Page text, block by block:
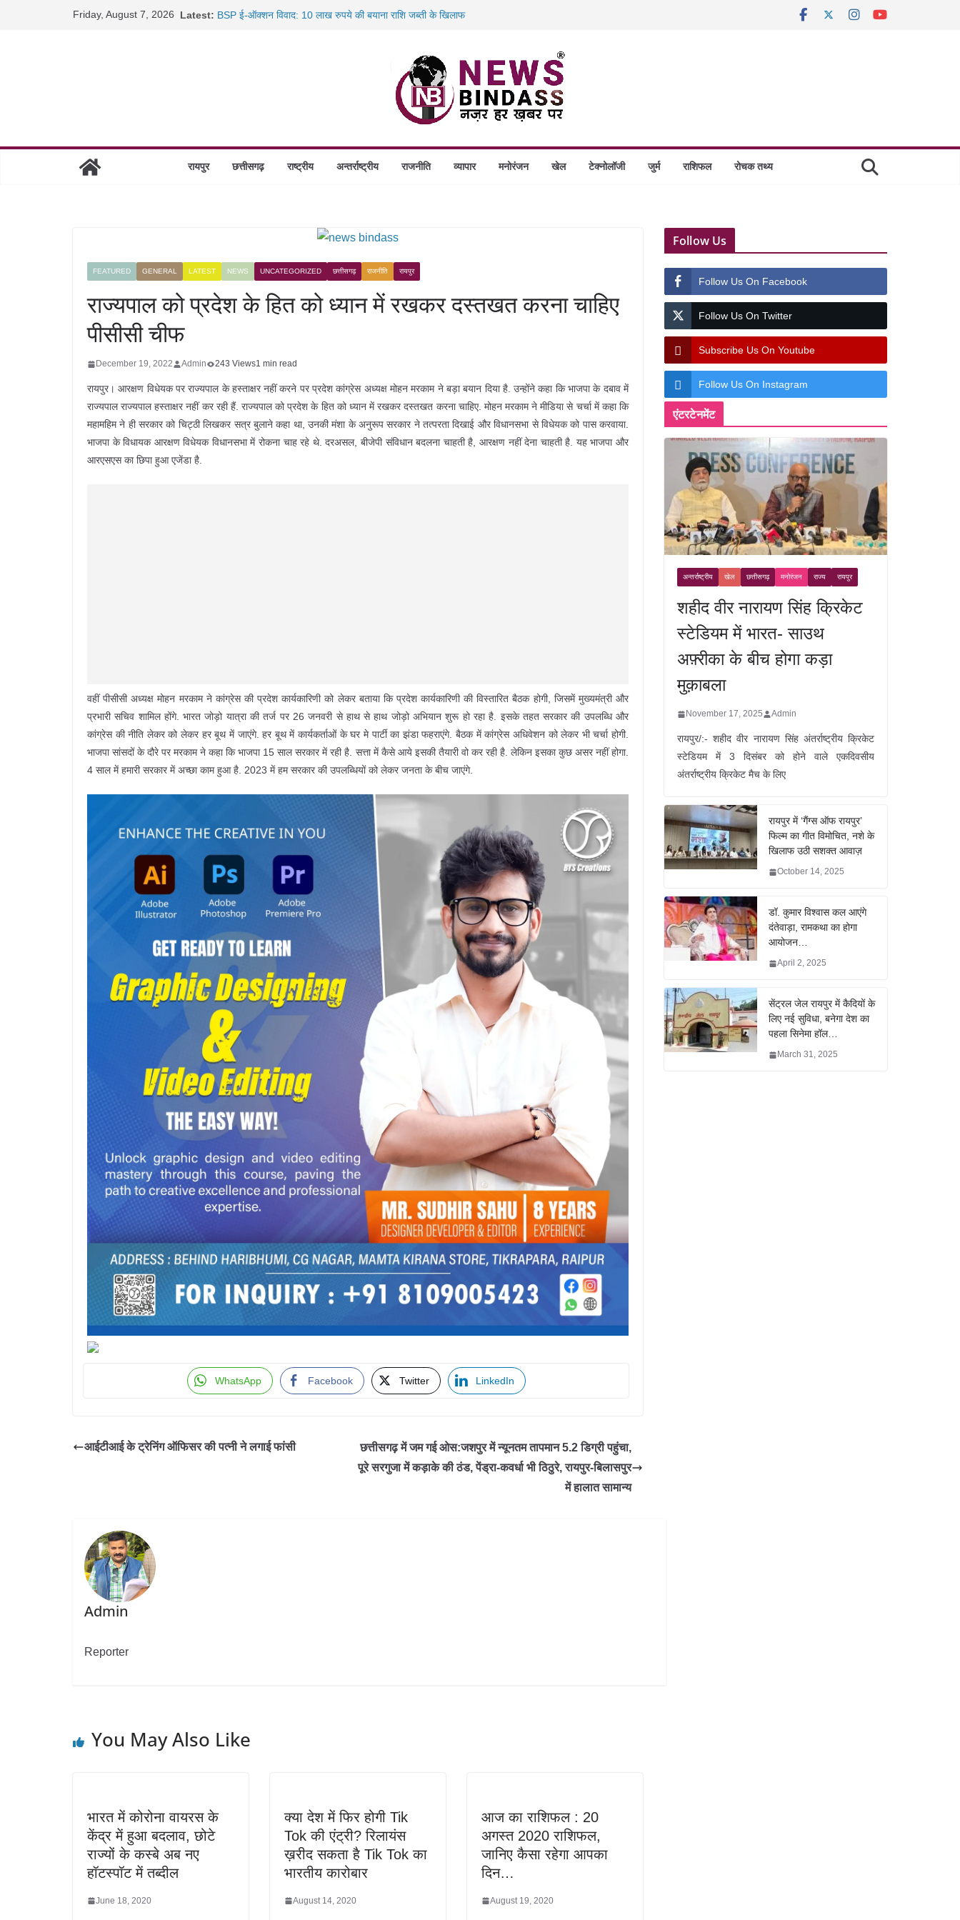
Friday, August 7, 2026 Latest: BSP ई-ऑक्शन विवाद: 10 लाख रुपये की बयाना राशि जब्ती के खिलाफ
छत्तीसगढ़ में 1460 गोधाम होंगे स्थापित, हर विकासखंड के 10 उत्कृष्ट गोठानों
साइबर ठगी पर दुर्ग पुलिस का बड़ा एक्शन: 13 म्यूल बैंक खाताधारक गिरफ्तार
रायपुर छत्तीसगढ़ राष्ट्रीय अन्तर्राष्ट्रीय राजनीति व्यापार मनोरंजन खेल टेक्नोलॉजी जुर्म राशिफल रोचक तथ्य
FEATURED GENERAL LATEST NEWS UNCATEGORIZED छत्तीसगढ़ राजनीति रायपुर
राज्यपाल को प्रदेश के हित को ध्यान में रखकर दस्तखत करना चाहिए
पीसीसी चीफ
December 19, 2022 Admin 243 Views1 min read
रायपुर। आरक्षण विधेयक पर राज्यपाल के हस्ताक्षर नहीं करने पर प्रदेश कांग्रेस अध्यक्ष मोहन मरकाम ने बड़ा बयान दिया है. उन्होंने कहा कि भाजपा के दबाव में
राज्यपाल राज्यपाल हस्ताक्षर नहीं कर रही हैं. राज्यपाल को प्रदेश के हित को ध्यान में रखकर दस्तखत करना चाहिए. मोहन मरकाम ने मीडिया से चर्चा में कहा कि
महामहिम ने ही सरकार को चिट्ठी लिखकर सत्र बुलाने कहा था, उनकी मंशा के अनुरूप सरकार ने तत्परता दिखाई और विधानसभा से विधेयक को पास करवाया.
भाजपा के विधायक आरक्षण विधेयक विधानसभा में रोकना चाह रहे थे. दरअसल, बीजेपी संविधान बदलना चाहती है, आरक्षण नहीं देना चाहती है. यह भाजपा और
आरएसएस का छिपा हुआ एजेंडा है.
वहीं पीसीसी अध्यक्ष मोहन मरकाम ने कांग्रेस की प्रदेश कार्यकारिणी को लेकर बताया कि प्रदेश कार्यकारिणी की विस्तारित बैठक होगी, जिसमें मुख्यमंत्री और
प्रभारी सचिव शामिल होंगे. भारत जोड़ो यात्रा की तर्ज पर 26 जनवरी से हाथ से हाथ जोड़ो अभियान शुरू हो रहा है. इसके तहत सरकार की उपलब्धि और
कांग्रेस की नीति लेकर को लेकर हर बूथ में जाएंगे. हर बूथ में कार्यकर्ताओं के घर मे पार्टी का झंडा फहराएंगे. बैठक में कांग्रेस अधिवेशन को लेकर भी चर्चा होगी.
भाजपा सांसदों के दौरे पर मरकाम ने कहा कि भाजपा 15 साल सरकार में रही है. सत्ता में कैसे आये इसकी तैयारी वो कर रही है. लेकिन इसका कुछ असर नहीं होगा.
4 साल में हमारी सरकार में अच्छा काम हुआ है. 2023 में हम सरकार की उपलब्धियों को लेकर जनता के बीच जाएंगे.
WhatsApp Facebook Twitter LinkedIn
आईटीआई के ट्रेनिंग ऑफिसर की पत्नी ने लगाई फांसी
छत्तीसगढ़ में जम गई ओस:जशपुर में न्यूनतम तापमान 5.2 डिग्री पहुंचा,
पूरे सरगुजा में कड़ाके की ठंड, पेंड्रा-कवर्धा भी ठिठुरे, रायपुर-बिलासपुर
में हालात सामान्य
Admin
Reporter
You May Also Like
भारत में कोरोना वायरस के
केंद्र में हुआ बदलाव, छोटे
राज्यों के कस्बे अब नए
हॉटस्पॉट में तब्दील
June 18, 2020
क्या देश में फिर होगी Tik
Tok की एंट्री? रिलायंस
ख़रीद सकता है Tik Tok का
भारतीय कारोबार
August 14, 2020
आज का राशिफल : 20
अगस्त 2020 राशिफल,
जानिए कैसा रहेगा आपका
दिन…
August 19, 2020
Follow Us
Follow Us On Facebook
Follow Us On Twitter
Subscribe Us On Youtube
Follow Us On Instagram
एंटरटेनमेंट
अन्तर्राष्ट्रीय खेल छत्तीसगढ़ मनोरंजन राज्य रायपुर
शहीद वीर नारायण सिंह क्रिकेट
स्टेडियम में भारत- साउथ
अफ़्रीका के बीच होगा कड़ा
मुक़ाबला
November 17, 2025 Admin
रायपुर/:- शहीद वीर नारायण सिंह अंतर्राष्ट्रीय क्रिकेट
स्टेडियम में 3 दिसंबर को होने वाले एकदिवसीय
अंतर्राष्ट्रीय क्रिकेट मैच के लिए
रायपुर में ‘गैंग्स ऑफ रायपुर’
फिल्म का गीत विमोचित, नशे के
खिलाफ उठी सशक्त आवाज़
October 14, 2025
डॉ. कुमार विश्वास कल आएंगे
दंतेवाड़ा, रामकथा का होगा
आयोजन…
April 2, 2025
सेंट्रल जेल रायपुर में कैदियों के
लिए नई सुविधा, बनेगा देश का
पहला सिनेमा हॉल…
March 31, 2025